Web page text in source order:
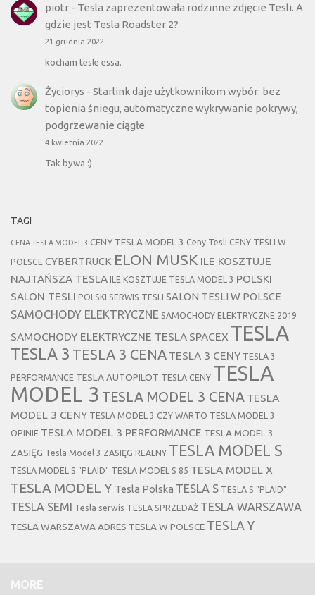
piotr- Tesla zaprezentowała rodzinne zdjęcie Tesli. A
gdzie jest Tesla Roadster 2?
21 grudnia 2022
kocham tesle essa.
Życiorys - Starlink daje użytkownikom wybór: bez
topienia śniegu, automatyczne wykrywanie pokrywy,
podgrzewanie ciągłe
4 kwietnia 2022
Tak bywa :)
TAGI
CENA TESLA MODEL 3 CENY TESLA MODEL 3 Ceny Tesli CENY TESLI W
POLSCE CYBERTRUCK ELON MUSK ILE KOSZTUJE
NAJTAŃSZA TESLA
ILE KOSZTUJE TESLA MODEL 3 POLSKI
SALON TESLI POLSKI SERWIS TESLI SALON TESLI W POLSCE
SAMOCHODY ELEKTRYCZNE SAMOCHODY ELEKTRYCZNE 2019
SAMOCHODY ELEKTRYCZNE TESLA SPACEX TESLA
TESLA 3 TESLA 3 CENA TESLA 3 CENY TESLA 3
PERFORMANCE TESLA AUTOPILOT TESLA CENY TESLA
MODEL 3 TESLA MODEL 3 CENA TESLA
MODEL 3 CENY TESLA MODEL 3 CZY WARTO TESLA MODEL 3
OPINIE TESLA MODEL 3 PERFORMANCE TESLA MODEL 3
ZASIĘG Tesla Model 3 ZASIĘG REALNY TESLA MODEL S
TESLA MODEL S "PLAID" TESLA MODEL S 85 TESLA MODEL X
TESLA MODEL Y Tesla Polska TESLA S TESLA S "PLAID"
TESLA SEMI Tesla serwis TESLA SPRZEDAŻ TESLA WARSZAWA
TESLA WARSZAWA ADRES TESLA W POLSCE TESLA Y
MORE